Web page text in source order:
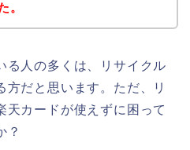
。
る人の多くは、リサイクル
方だと思います。ただ、リ
天カードが使えずに困って
？